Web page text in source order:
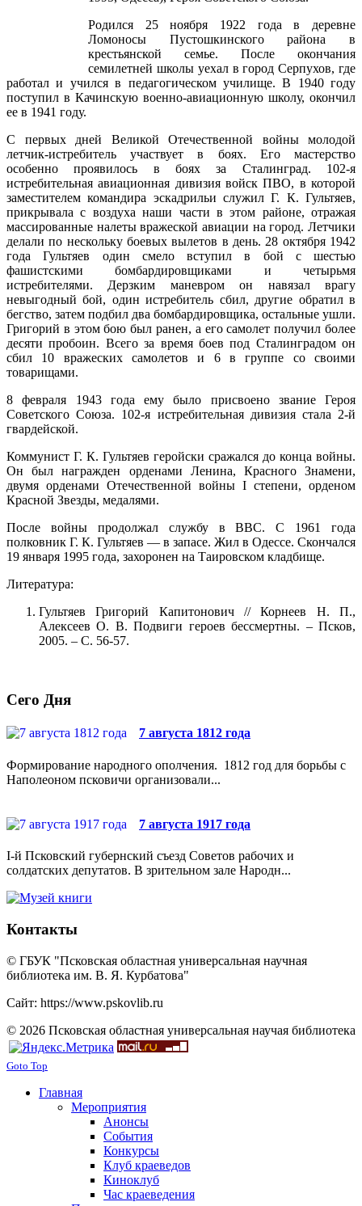
Родился 25 ноября 1922 года в деревне
Ломоносы Пустошкинского района в
крестьянской семье. После окончания
семилетней школы уехал в город Серпухов, где
работал и учился в педагогическом училище. В 1940 году
поступил в Качинскую военно-авиационную школу, окончил
ее в 1941 году.
С первых дней Великой Отечественной войны молодой
летчик-истребитель участвует в боях. Его мастерство
особенно проявилось в боях за Сталинград. 102-я
истребительная авиационная дивизия войск ПВО, в которой
заместителем командира эскадрильи служил Г. К. Гультяев,
прикрывала с воздуха наши части в этом районе, отражая
массированные налеты вражеской авиации на город. Летчики
делали по нескольку боевых вылетов в день. 28 октября 1942
года Гультяев один смело вступил в бой с шестью
фашистскими бомбардировщиками и четырьмя
истребителями. Дерзким маневром он навязал врагу
невыгодный бой, один истребитель сбил, другие обратил в
бегство, затем подбил два бомбардировщика, остальные ушли.
Григорий в этом бою был ранен, а его самолет получил более
десяти пробоин. Всего за время боев под Сталинградом он
сбил 10 вражеских самолетов и 6 в группе со своими
товарищами.
8 февраля 1943 года ему было присвоено звание Героя
Советского Союза. 102-я истребительная дивизия стала 2-й
гвардейской.
Коммунист Г. К. Гультяев геройски сражался до конца войны.
Он был награжден орденами Ленина, Красного Знамени,
двумя орденами Отечественной войны I степени, орденом
Красной Звезды, медалями.
После войны продолжал службу в ВВС. С 1961 года
полковник Г. К. Гультяев — в запасе. Жил в Одессе. Скончался
19 января 1995 года, захоронен на Таировском кладбище.
Литература:
Гультяев Григорий Капитонович // Корнеев Н. П.,
Алексеев О. В. Подвиги героев бессмертны. – Псков,
2005. – С. 56-57.
Сего Дня
7 августа 1812 года
Формирование народного ополчения. 1812 год для борьбы с
Наполеоном псковичи организовали...
7 августа 1917 года
I-й Псковский губернский съезд Советов рабочих и
солдатских депутатов. В зрительном зале Народн...
Контакты
© ГБУК "Псковская областная универсальная научная
библиотека им. В. Я. Курбатова"
Сайт: https://www.pskovlib.ru
© 2026 Псковская областная универсальная научая библиотека
Goto Top
Главная
Мероприятия
Анонсы
События
Конкурсы
Клуб краеведов
Киноклуб
Час краеведения